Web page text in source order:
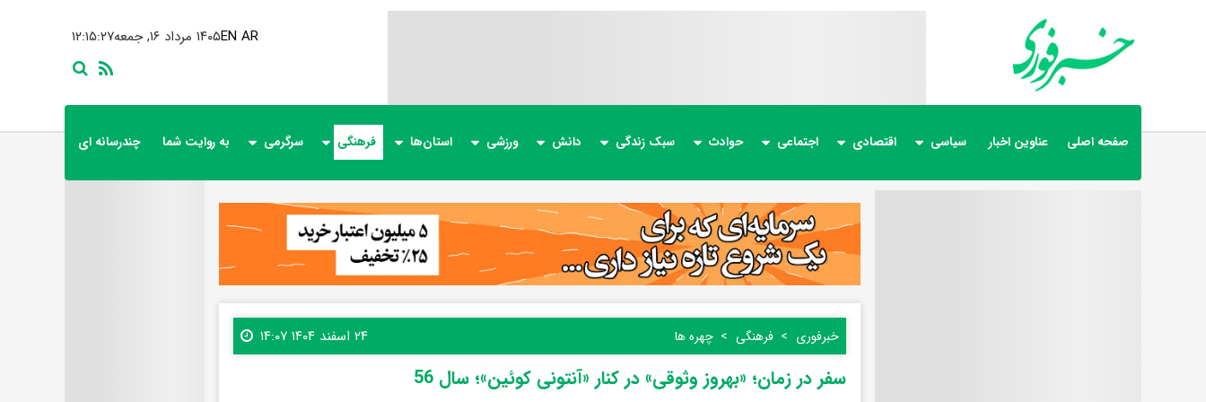
۱۲:۱۵:۲۹ ۱۴۰۵ مرداد ۱۶, جمعهEN AR
صفحه اصلی عناوین اخبار سیاسی اقتصادی اجتماعی حوادث سبک زندگی دانش ورزشی استان‌ها فرهنگی سرگرمی به روایت شما چندرسانه ای
خبرفوری فرهنگی چهره ها ۲۴ اسفند ۱۴۰۴ ۱۴:۰۷
سفر در زمان؛ «بهروز وثوقی» در کنار «آنتونی کوئین»؛ سال 56